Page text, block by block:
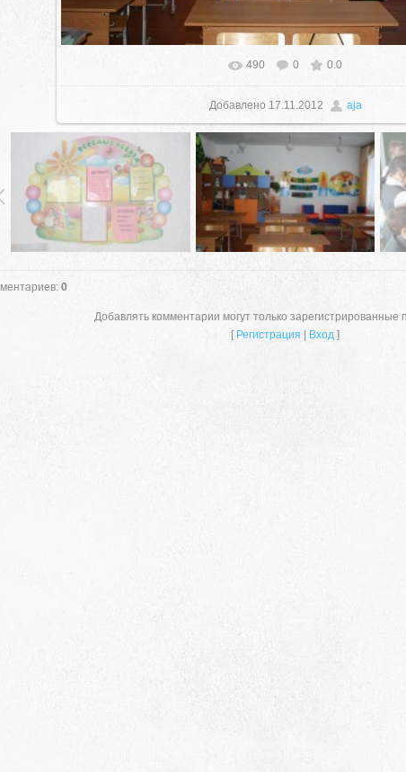
ул. Школьная 11. тел. 28-
6-
В реальном размере 1024x683
490 0 0.0
Добавлено 17.11.2012 aja
: 0
Добавлять комментарии могут только зарегистрированные
[ Регистрация Вход ]